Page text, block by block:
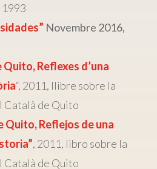
1993
Novembre 2016,
Reflexes d’una
“, 2011, llibre sobre la
Català de Quito
Quito, Reflejos de una
, 2011, libro sobre la
Català de Quito